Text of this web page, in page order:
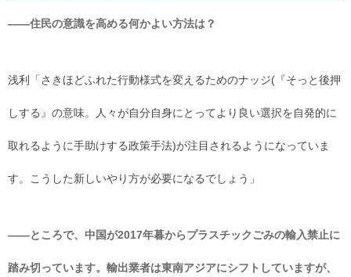
――住民の意識を高める何かよい方法は？
浅利「さきほどふれた行動様式を変えるためのナッジ(『そっと後押
しする』の意味。人々が自分自身にとってより良い選択を自発的に
取れるように手助けする政策手法)が注目されるようになっていま
す。こうした新しいやり方が必要になるでしょう」
――ところで、中国が2017年暮からプラスチックごみの輸入禁止に
踏み切っています。輸出業者は東南アジアにシフトしていますが、